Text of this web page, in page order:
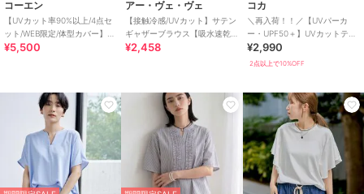
コーエン
【UVカット率90%以上/4点セ
ット/WEB限定/体型カバー】シ
ュシュ付きアソートスイムウ
¥5,500
アー・ヴェ・ヴェ
【接触冷感/UVカット】サテン
ギャザーブラウス【吸水速乾/
イージーケア】
¥2,458
コカ
＼再入荷！！／【UVパーカ
ー・UPF50＋】UVカットティ
アードパーカー 全4色
¥2,990
2点以上で10%OFF